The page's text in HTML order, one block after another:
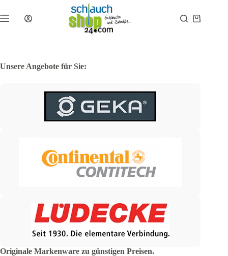
Inhalt
springen
Warenkorb
Unsere Angebote für Sie:
Originale Markenware zu günstigen Preisen.